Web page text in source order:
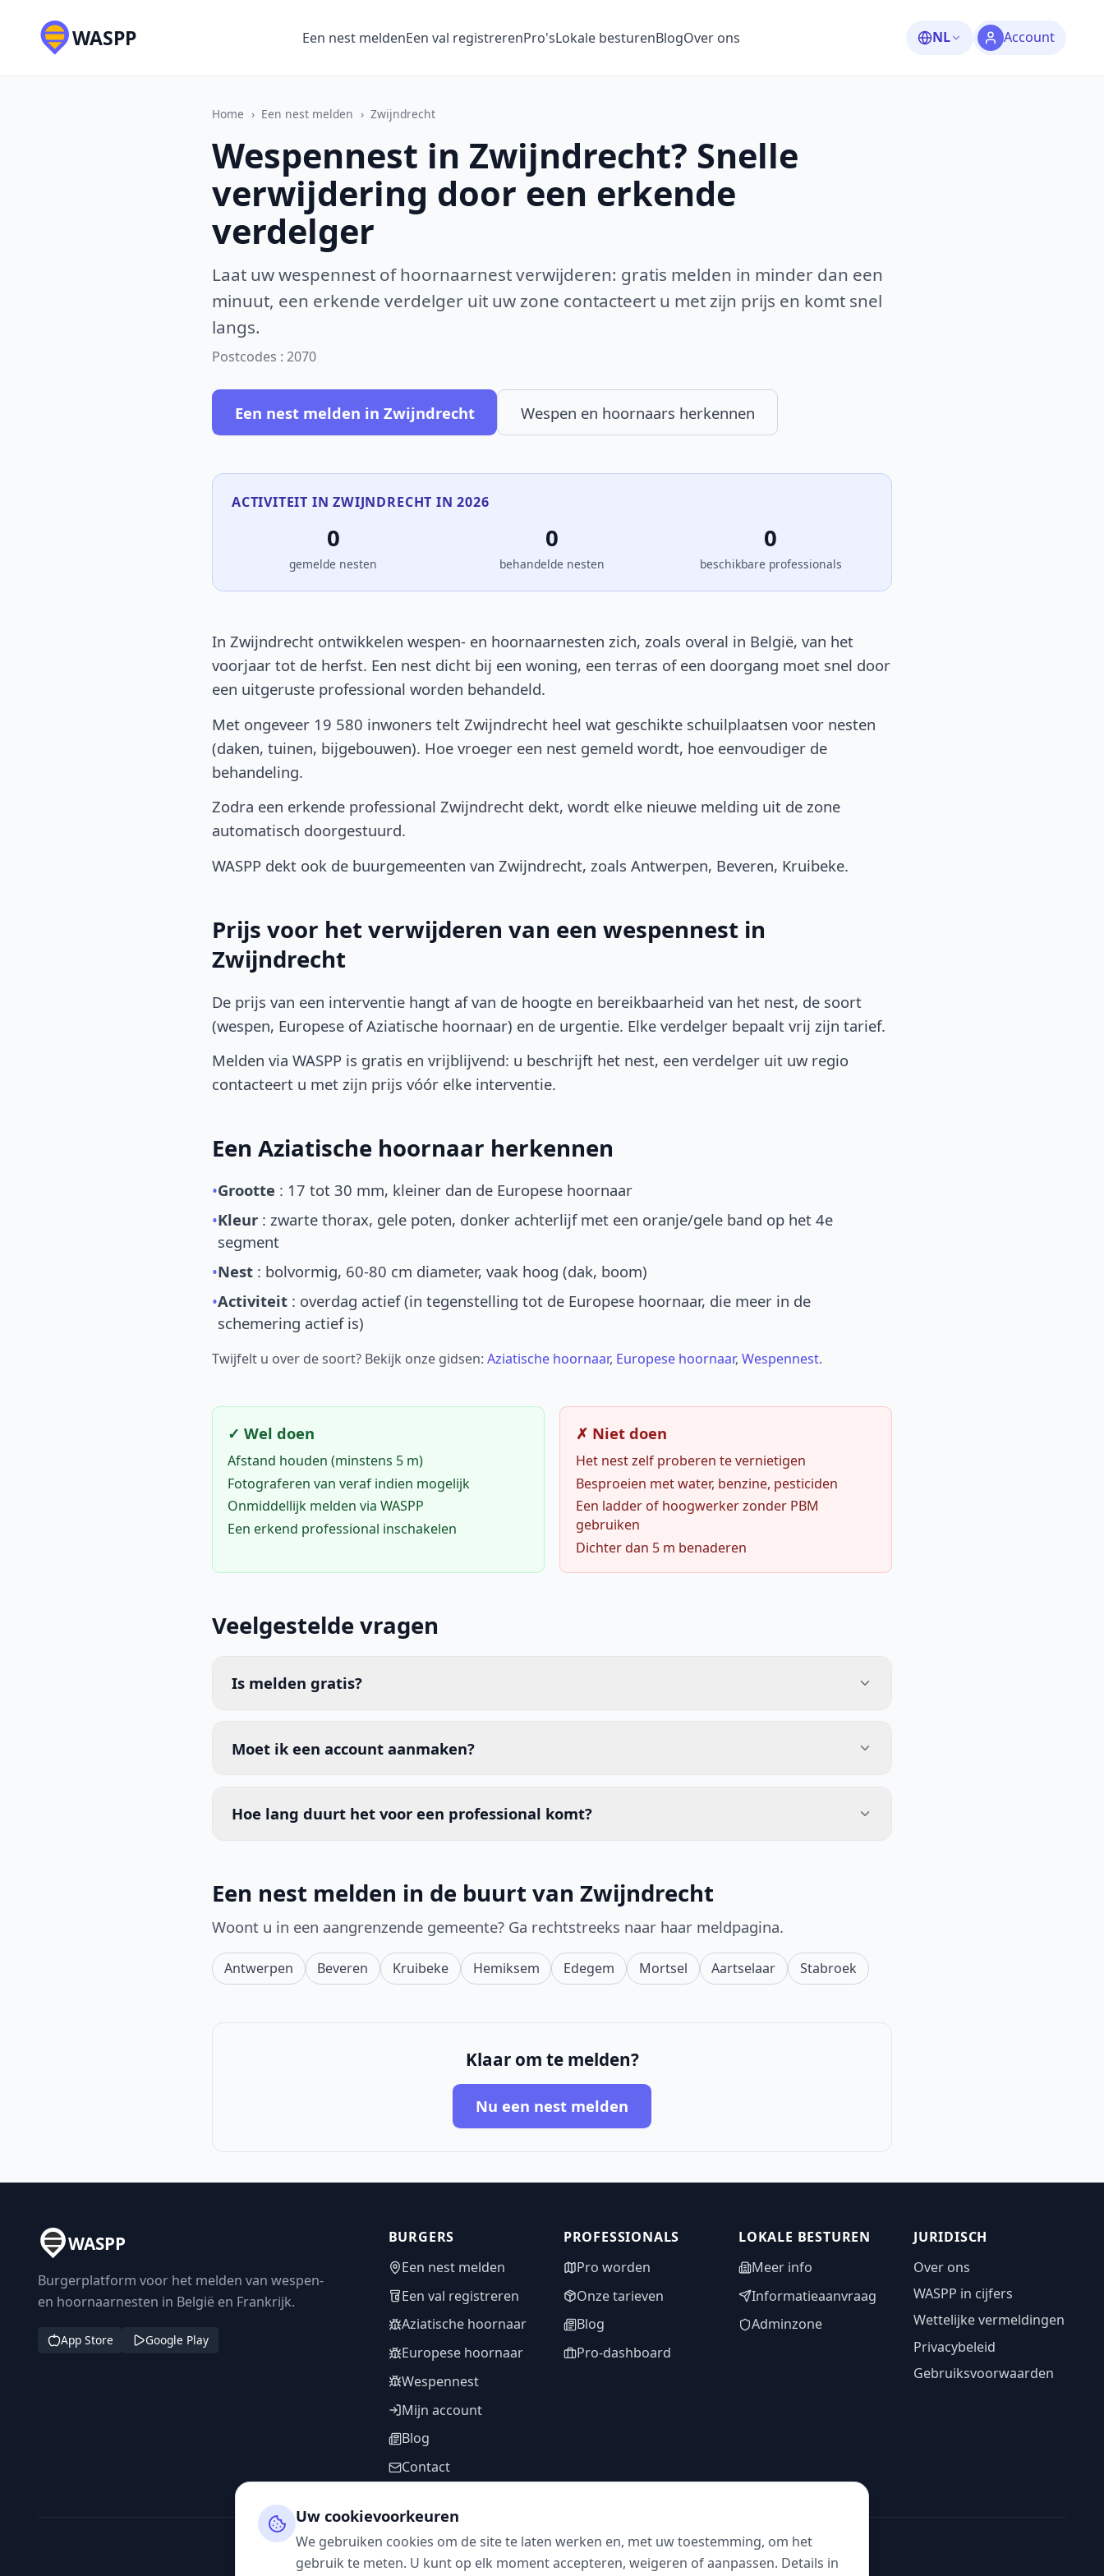
WASPP Een nest meldenEen val registrerenPro'sLokale besturenBlogOver ons NL Account
Home › Een nest melden › Zwijndrecht
Wespennest in Zwijndrecht? Snelle
verwijdering door een erkende
verdelger
Laat uw wespennest of hoornaarnest verwijderen: gratis melden in minder dan een
minuut, een erkende verdelger uit uw zone contacteert u met zijn prijs en komt snel
langs.
Postcodes : 2070
Een nest melden in Zwijndrecht Wespen en hoornaars herkennen
ACTIVITEIT IN ZWIJNDRECHT IN 2026
0
gemelde nesten
0
behandelde nesten
0
beschikbare professionals
In Zwijndrecht ontwikkelen wespen- en hoornaarnesten zich, zoals overal in België, van het
voorjaar tot de herfst. Een nest dicht bij een woning, een terras of een doorgang moet snel door
een uitgeruste professional worden behandeld.
Met ongeveer 19 580 inwoners telt Zwijndrecht heel wat geschikte schuilplaatsen voor nesten
(daken, tuinen, bijgebouwen). Hoe vroeger een nest gemeld wordt, hoe eenvoudiger de
behandeling.
Zodra een erkende professional Zwijndrecht dekt, wordt elke nieuwe melding uit de zone
automatisch doorgestuurd.
WASPP dekt ook de buurgemeenten van Zwijndrecht, zoals Antwerpen, Beveren, Kruibeke.
Prijs voor het verwijderen van een wespennest in
Zwijndrecht
De prijs van een interventie hangt af van de hoogte en bereikbaarheid van het nest, de soort
(wespen, Europese of Aziatische hoornaar) en de urgentie. Elke verdelger bepaalt vrij zijn tarief.
Melden via WASPP is gratis en vrijblijvend: u beschrijft het nest, een verdelger uit uw regio
contacteert u met zijn prijs vóór elke interventie.
Een Aziatische hoornaar herkennen
•Grootte : 17 tot 30 mm, kleiner dan de Europese hoornaar
•Kleur : zwarte thorax, gele poten, donker achterlijf met een oranje/gele band op het 4e
segment
•Nest : bolvormig, 60-80 cm diameter, vaak hoog (dak, boom)
•Activiteit : overdag actief (in tegenstelling tot de Europese hoornaar, die meer in de
schemering actief is)
Twijfelt u over de soort? Bekijk onze gidsen: Aziatische hoornaar, Europese hoornaar, Wespennest.
✓ Wel doen
Afstand houden (minstens 5 m)
Fotograferen van veraf indien mogelijk
Onmiddellijk melden via WASPP
Een erkend professional inschakelen
✗ Niet doen
Het nest zelf proberen te vernietigen
Besproeien met water, benzine, pesticiden
Een ladder of hoogwerker zonder PBM
gebruiken
Dichter dan 5 m benaderen
Veelgestelde vragen
Is melden gratis?
Moet ik een account aanmaken?
Hoe lang duurt het voor een professional komt?
Een nest melden in de buurt van Zwijndrecht
Woont u in een aangrenzende gemeente? Ga rechtstreeks naar haar meldpagina.
Antwerpen Beveren Kruibeke Hemiksem Edegem Mortsel Aartselaar Stabroek
Klaar om te melden?
Nu een nest melden
WASPP
Burgerplatform voor het melden van wespen-
en hoornaarnesten in België en Frankrijk.
App Store Google Play
BURGERS
Een nest melden
Een val registreren
Aziatische hoornaar
Europese hoornaar
Wespennest
Mijn account
Blog
Contact
PROFESSIONALS
Pro worden
Onze tarieven
Blog
Pro-dashboard
LOKALE BESTUREN
Meer info
Informatieaanvraag
Adminzone
JURIDISCH
Over ons
WASPP in cijfers
Wettelijke vermeldingen
Privacybeleid
Gebruiksvoorwaarden
VOLG ONS
Uw cookievoorkeuren
We gebruiken cookies om de site te laten werken en, met uw toestemming, om het
gebruik te meten. U kunt op elk moment accepteren, weigeren of aanpassen. Details in